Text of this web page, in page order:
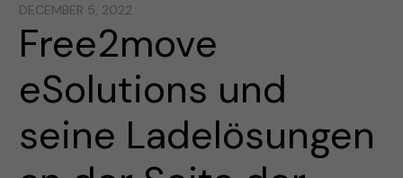
DECEMBER 5, 2022
Free2move
eSolutions und
seine Ladelösungen